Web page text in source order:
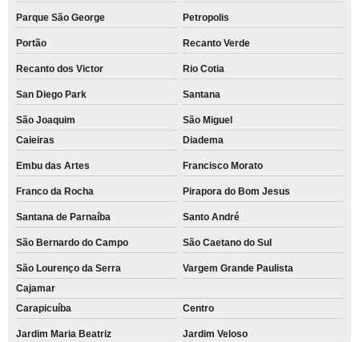
Parque São George Petropolis
Portão Recanto Verde
Recanto dos Victor Rio Cotia
San Diego Park Santana
São Joaquim
São Miguel
Caieiras
Diadema
Embu das Artes Francisco Morato
Franco da Rocha Pirapora do Bom Jesus
Santana de Parnaíba Santo André
São Bernardo do Campo São Caetano do Sul
São Lourenço da Serra
Vargem Grande Paulista
Cajamar
Carapicuíba
Centro
Jardim Maria Beatriz Jardim Veloso